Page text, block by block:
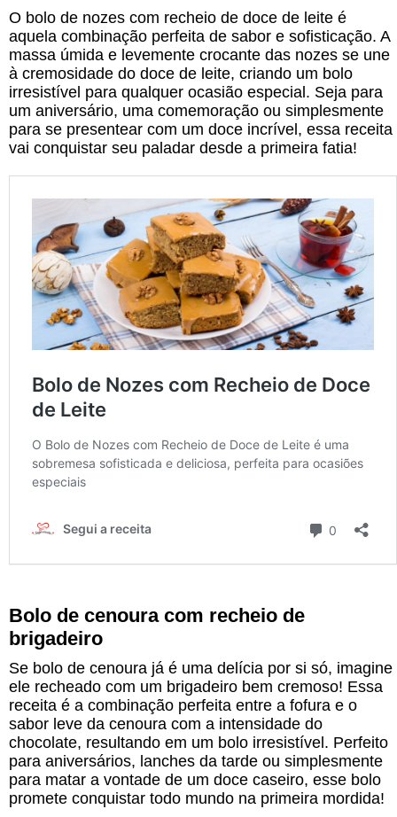
O bolo de nozes com recheio de doce de leite é
aquela combinação perfeita de sabor e sofisticação. A
massa úmida e levemente crocante das nozes se une
à cremosidade do doce de leite, criando um bolo
irresistível para qualquer ocasião especial. Seja para
um aniversário, uma comemoração ou simplesmente
para se presentear com um doce incrível, essa receita
vai conquistar seu paladar desde a primeira fatia!
Bolo de cenoura com recheio de
brigadeiro
Se bolo de cenoura já é uma delícia por si só, imagine
ele recheado com um brigadeiro bem cremoso! Essa
receita é a combinação perfeita entre a fofura e o
sabor leve da cenoura com a intensidade do
chocolate, resultando em um bolo irresistível. Perfeito
para aniversários, lanches da tarde ou simplesmente
para matar a vontade de um doce caseiro, esse bolo
promete conquistar todo mundo na primeira mordida!